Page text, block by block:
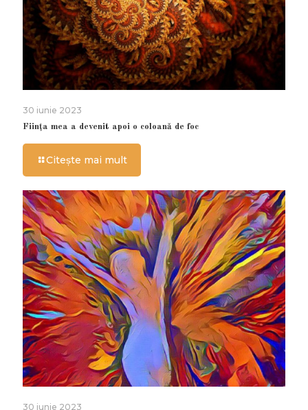
30 iunie 2023
Ființa mea a devenit apoi o coloană de foc
Citește mai mult
30 iunie 2023